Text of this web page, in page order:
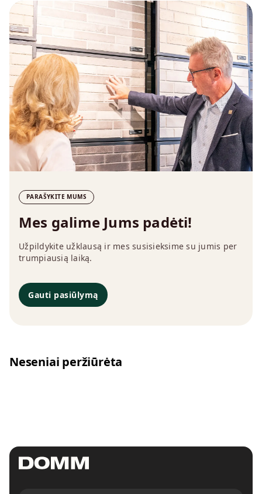
PARAŠYKITE MUMS
Mes galime Jums padėti!
Užpildykite užklausą ir mes susisieksime su jumis per
trumpiausią laiką.
Gauti pasiūlymą
Neseniai peržiūrėta